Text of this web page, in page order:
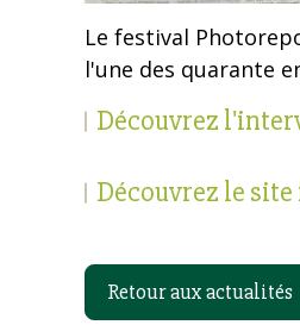
Le festival
l'une des quarante
Découvrez
Découvrez le
Retour aux actualités